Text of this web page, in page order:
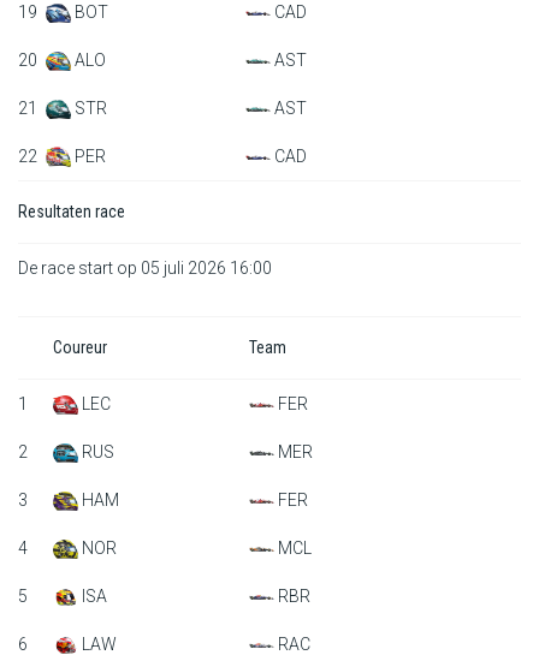
19 BOT CAD
20 ALO AST
21 STR AST
22 PER CAD
Resultaten race
De race start op 05 juli 2026 16:00
Coureur Team
1 LEC FER
2 RUS MER
3 HAM FER
4 NOR MCL
5 ISA RBR
6 LAW RAC